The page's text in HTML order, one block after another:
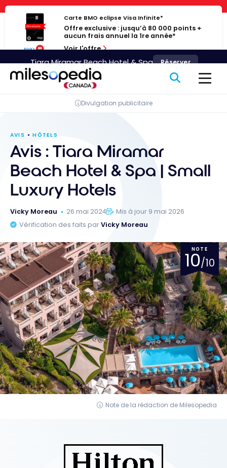
Panneau de gestion des cookies
Passer
contenu
Carte BMO eclipse Visa Infinite*
Offre exclusive : jusqu’à 80 000 points +
aucun frais annuel la 1re année*
Voir l'offre
Divulgation publicitaire
AVIS HÔTELS
Avis : Tiara Miramar
Beach Hotel & Spa | Small
Luxury Hotels
Vicky Moreau 26 mai 2024
Mis à jour 9 mai 2026
Vérification des faits parVicky Moreau
NOTE
10/10
Note de la rédaction de Milesopedia
Tiara Miramar Beach Hotel & Spa Réserver